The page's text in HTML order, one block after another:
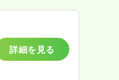
詳細を見る